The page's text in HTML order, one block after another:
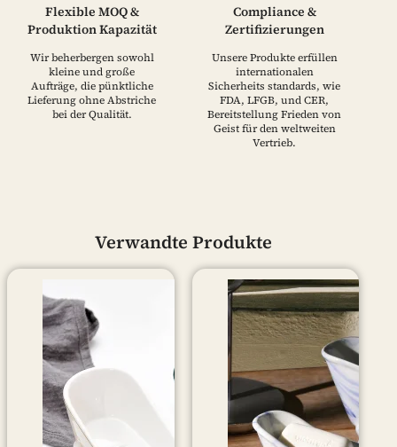
Flexible MOQ &
Produktion Kapazität
Wir beherbergen sowohl
kleine und große
Aufträge, die pünktliche
Lieferung ohne Abstriche
bei der Qualität.
Compliance &
Zertifizierungen
Unsere Produkte erfüllen
internationalen
Sicherheits standards, wie
FDA, LFGB, und CER,
Bereitstellung Frieden von
Geist für den weltweiten
Vertrieb.
Verwandte Produkte